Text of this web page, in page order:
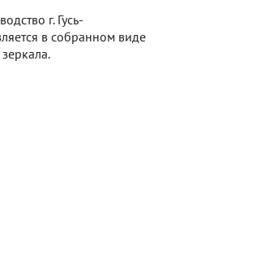
г. Гусь-
в собранном виде